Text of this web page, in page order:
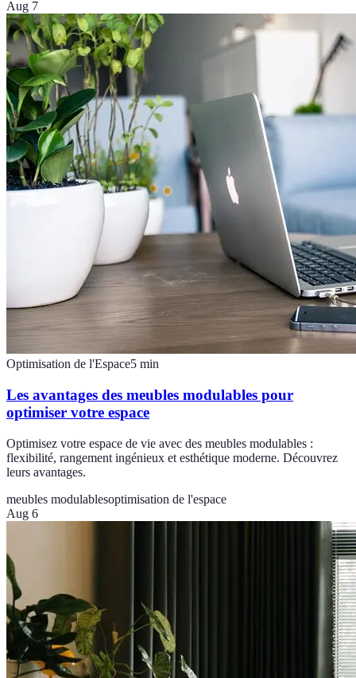
Aug 7
Optimisation de l'Espace5 min
Les avantages des meubles modulables pour
optimiser votre espace
Optimisez votre espace de vie avec des meubles modulables :
flexibilité, rangement ingénieux et esthétique moderne. Découvrez
leurs avantages.
meubles modulablesoptimisation de l'espace
Aug 6